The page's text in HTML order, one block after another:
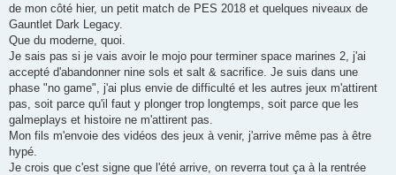
de mon côté hier, un petit match de PES 2018 et quelques niveaux de
Gauntlet Dark Legacy.
Que du moderne, quoi.
Je sais pas si je vais avoir le mojo pour terminer space marines 2, j'ai
accepté d'abandonner nine sols et salt & sacrifice. Je suis dans une
phase "no game", j'ai plus envie de difficulté et les autres jeux m'attirent
pas, soit parce qu'il faut y plonger trop longtemps, soit parce que les
galmeplays et histoire ne m'attirent pas.
Mon fils m'envoie des vidéos des jeux à venir, j'arrive même pas à être
hypé.
Je crois que c'est signe que l'été arrive, on reverra tout ça à la rentrée